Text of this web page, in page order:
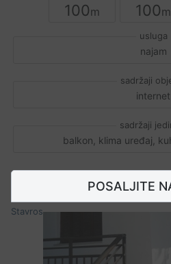
100 100
najam
internet
balkon, klima uređaj,
POSALJITE
Stavros